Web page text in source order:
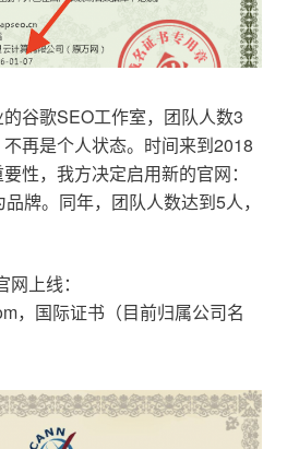
谷歌SEO工作室，团队人数3
再是个人状态。时间来到2018
性，我方决定启用新的官网：
牌。同年，团队人数达到5人，
上线：
，国际证书（目前归属公司名